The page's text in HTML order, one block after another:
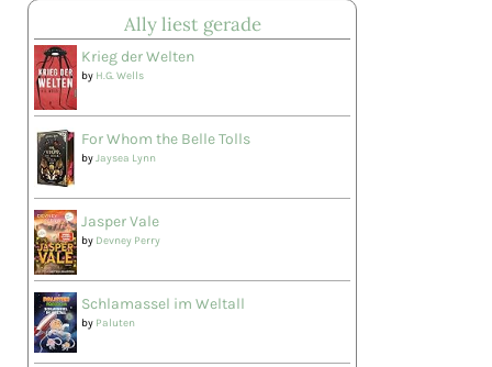
Ally liest gerade
Krieg der Welten
by H.G. Wells
For Whom the Belle Tolls
byJaysea Lynn
Jasper Vale
by Devney Perry
Schlamassel im Weltall
by Paluten